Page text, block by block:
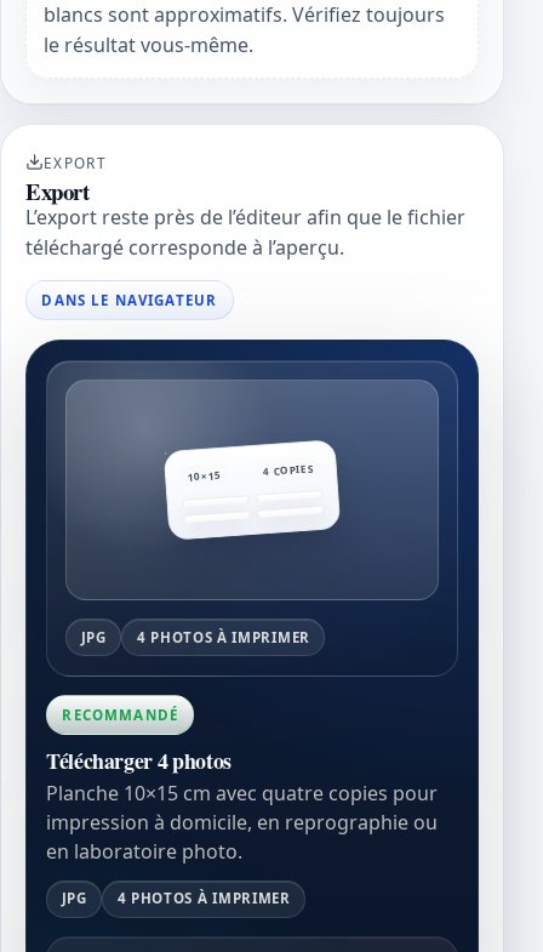
blancs sont approximatifs. Vérifiez toujours
le résultat vous-même.
EXPORT
Export
L’export reste près de l’éditeur afin que le fichier
téléchargé corresponde à l’aperçu.
DANS LE NAVIGATEUR
10×15 4 COPIES
JPG 4 PHOTOS À IMPRIMER
RECOMMANDÉ
Télécharger 4 photos
Planche 10×15 cm avec quatre copies pour
impression à domicile, en reprographie ou
en laboratoire photo.
JPG 4 PHOTOS À IMPRIMER